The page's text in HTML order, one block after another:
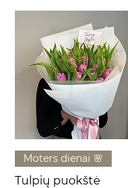
Moters dienai 🌸
Tulpių puokštė